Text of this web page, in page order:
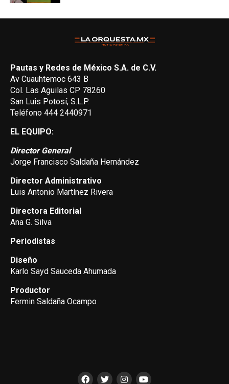
Pautas y Redes de México S.A. de C.V.
Av Cuauhtemoc 643 B
Col. Las Aguilas CP 78260
San Luis Potosí, S.L.P.
Teléfono 444 2440971
EL EQUIPO:
Director General
Jorge Francisco Saldaña Hernández
Director Administrativo
Luis Antonio Martínez Rivera
Directora Editorial
Ana G. Silva
Periodistas
Diseño
Karlo Sayd Sauceda Ahumada
Productor
Fermin Saldaña Ocampo